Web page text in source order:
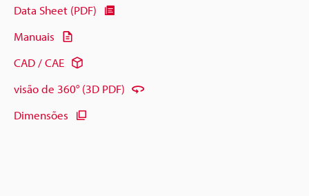
Data Sheet (PDF)
Manuais
CAD / CAE
visão de 360° (3D PDF)
Dimensões